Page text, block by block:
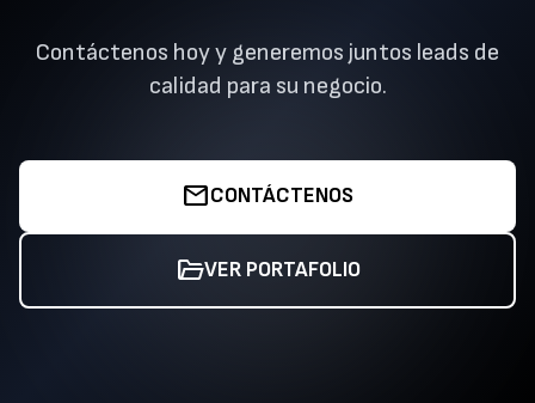
Contáctenos hoy y generemos juntos leads de
calidad para su negocio.
mailCONTÁCTENOS
folder_openVER PORTAFOLIO